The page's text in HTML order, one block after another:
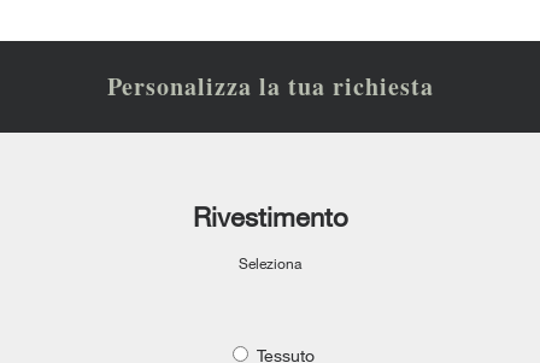
Personalizza la tua richiesta
Rivestimento
Seleziona
Tessuto